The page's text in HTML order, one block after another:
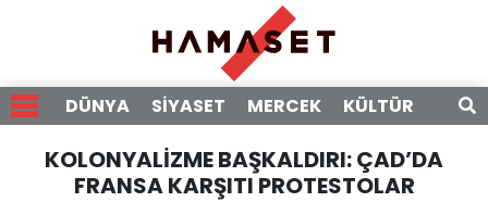
DÜNYA SİYASET MERCEK KÜLTÜR
KOLONYALİZME BAŞKALDIRI: ÇAD’DA
FRANSA KARŞITI PROTESTOLAR